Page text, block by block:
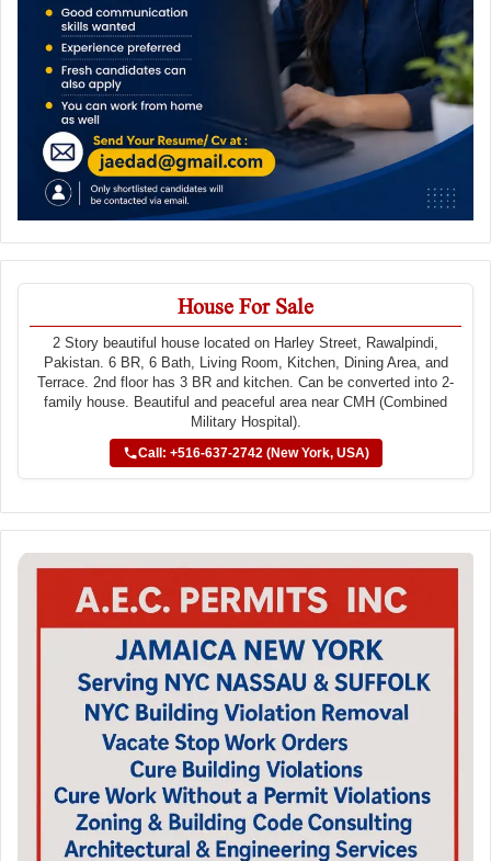
House For Sale
2 Story beautiful house located on Harley Street, Rawalpindi,
Pakistan. 6 BR, 6 Bath, Living Room, Kitchen, Dining Area, and
Terrace. 2nd floor has 3 BR and kitchen. Can be converted into 2-
family house. Beautiful and peaceful area near CMH (Combined
Military Hospital).
Call: +516-637-2742 (New York, USA)